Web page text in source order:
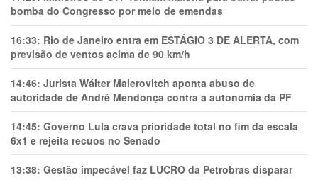
bomba do Congresso por meio de emendas
16:33: Rio de Janeiro entra em ESTÁGIO 3 DE ALERTA, com
previsão de ventos acima de 90 km/h
14:46: Jurista Wálter Maierovitch aponta abuso de
autoridade de André Mendonça contra a autonomia da PF
14:45: Governo Lula crava prioridade total no fim da escala
6x1 e rejeita recuos no Senado
13:38: Gestão impecável faz LUCRO da Petrobras disparar